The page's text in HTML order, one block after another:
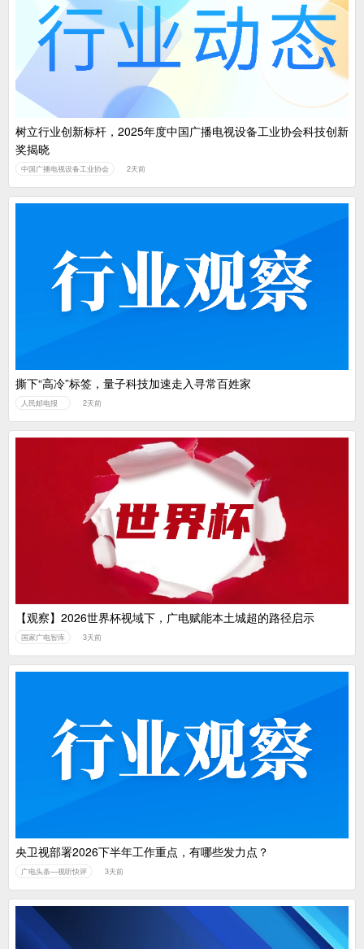
树立行业创新标杆，2025年度中国广播电视设备工业协会科技创新
奖揭晓
中国广播电视设备工业协会 2天前
撕下“高冷”标签，量子科技加速走入寻常百姓家
人民邮电报 2天前
【观察】2026世界杯视域下，广电赋能本土城超的路径启示
国家广电智库 3天前
央卫视部署2026下半年工作重点，有哪些发力点？
广电头条—视听快评 3天前